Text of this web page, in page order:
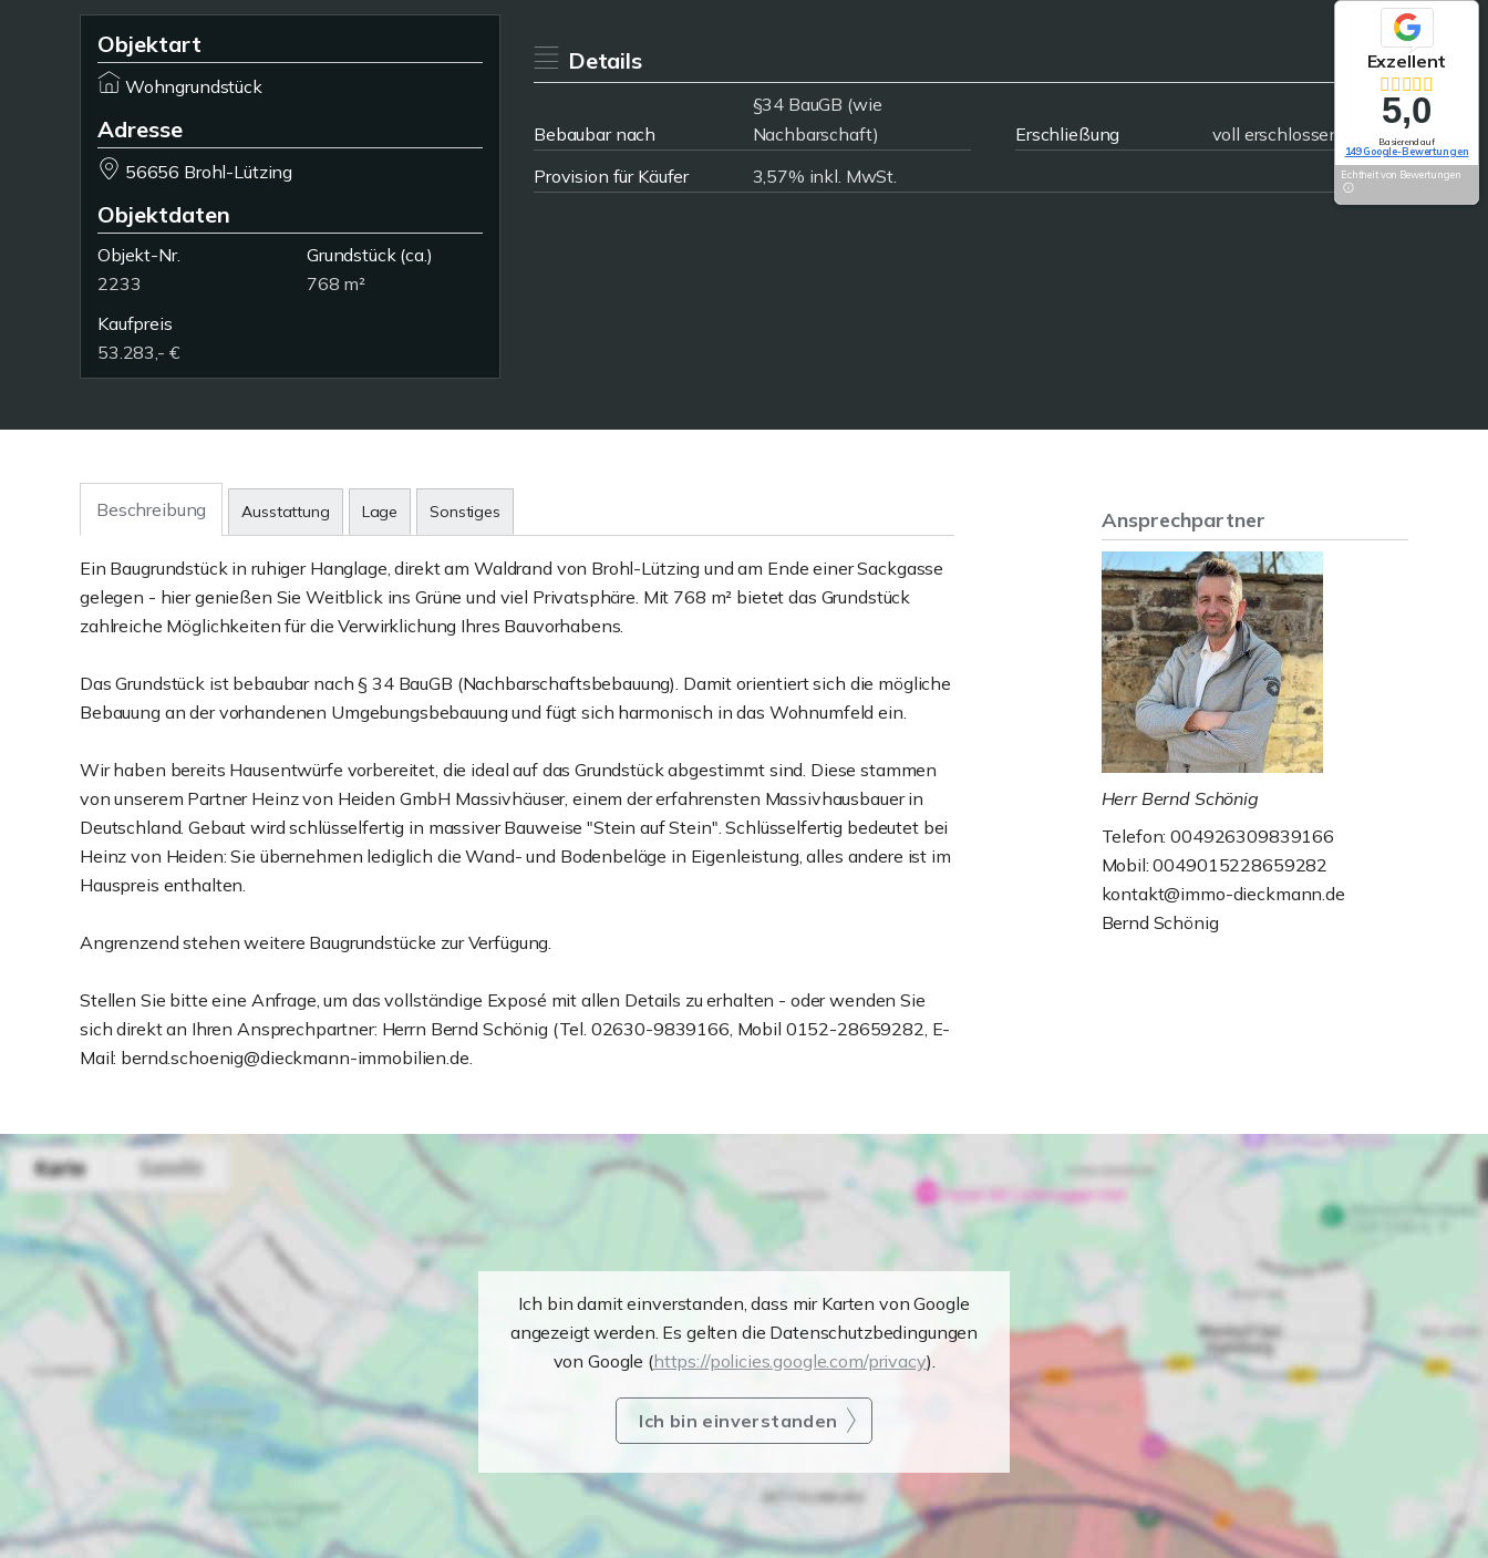
Objektart
Wohngrundstück
Adresse
56656 Brohl-Lützing
Objektdaten
Objekt-Nr.
2233
Grundstück(ca.)
768 m²
Kaufpreis
53.283,- €
Details
Bebaubar nach
§34 BauGB (wie
Nachbarschaft)
Erschließung
voll erschlossen
Provision für Käufer
3,57% inkl. MwSt.
Beschreibung Ausstattung Lage Sonstiges
Ein Baugrundstück in ruhiger Hanglage, direkt am Waldrand von Brohl-Lützing und am Ende einer Sackgasse
gelegen - hier genießen Sie Weitblick ins Grüne und viel Privatsphäre. Mit 768 m² bietet das Grundstück
zahlreiche Möglichkeiten für die Verwirklichung Ihres Bauvorhabens.
Das Grundstück ist bebaubar nach § 34 BauGB (Nachbarschaftsbebauung). Damit orientiert sich die mögliche
Bebauung an der vorhandenen Umgebungsbebauung und fügt sich harmonisch in das Wohnumfeld ein.
Wir haben bereits Hausentwürfe vorbereitet, die ideal auf das Grundstück abgestimmt sind. Diese stammen
von unserem Partner Heinz von Heiden GmbH Massivhäuser, einem der erfahrensten Massivhausbauer in
Deutschland. Gebaut wird schlüsselfertig in massiver Bauweise "Stein auf Stein". Schlüsselfertig bedeutet bei
Heinz von Heiden: Sie übernehmen lediglich die Wand- und Bodenbeläge in Eigenleistung, alles andere ist im
Hauspreis enthalten.
Angrenzend stehen weitere Baugrundstücke zur Verfügung.
Stellen Sie bitte eine Anfrage, um das vollständige Exposé mit allen Details zu erhalten - oder wenden Sie
sich direkt an Ihren Ansprechpartner: Herrn Bernd Schönig (Tel. 02630-9839166, Mobil 0152-28659282, E-
Mail: bernd.schoenig@dieckmann-immobilien.de.
Ansprechpartner
Herr Bernd Schönig
Telefon: 004926309839166
Mobil: 0049015228659282
kontakt@immo-dieckmann.de
Bernd Schönig
Ich bin damit einverstanden, dass mir Karten von Google
angezeigt werden. Es gelten die Datenschutzbedingungen
von Google (https://policies.google.com/privacy).
Ich bin einverstanden
Exzellent
5,0
Basierend auf
149 Google-Bewertungen
Echtheit von Bewertungen